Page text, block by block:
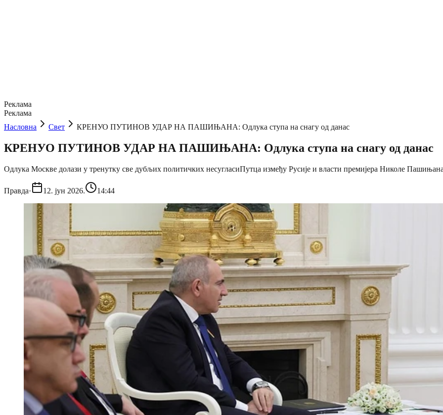
Реклама
Реклама
Насловна
Свет КРЕНУО ПУТИНОВ УДАР НА ПАШИЊAНА: Одлука ступа на снагу од данас
КРЕНУО ПУТИНОВ УДАР НА ПАШИЊAНА: Одлука ступа на снагу од данас
Одлука Москве долази у тренутку све дубљих политичких несугласиПутца између Русије и власти премијера Николе
Правда· 12. јун 2026. 14:44